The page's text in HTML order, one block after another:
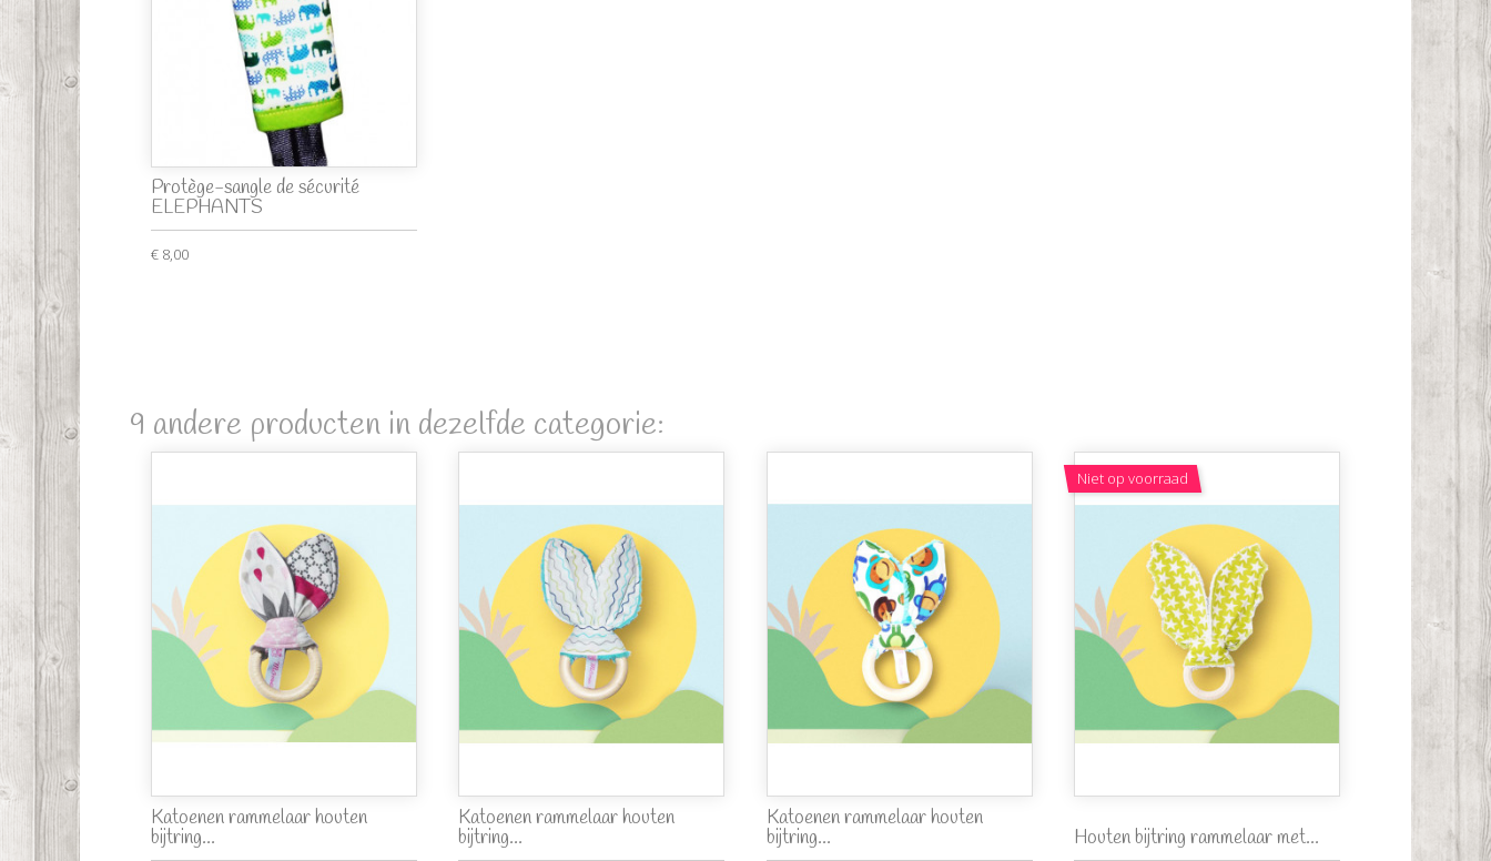
Protège-sangle de sécurité
ELEPHANTS
€ 8,00
9 andere producten in dezelfde categorie:
Katoenen rammelaar houten
bijtring...
Katoenen rammelaar houten
bijtring...
Katoenen rammelaar houten
bijtring...
Niet op voorraad
Houten bijtring rammelaar met...